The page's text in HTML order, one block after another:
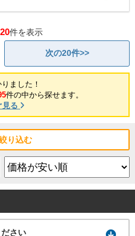
件を表示
次の20件>>
ました！
件の中から探せます。
見る
り込む
さい